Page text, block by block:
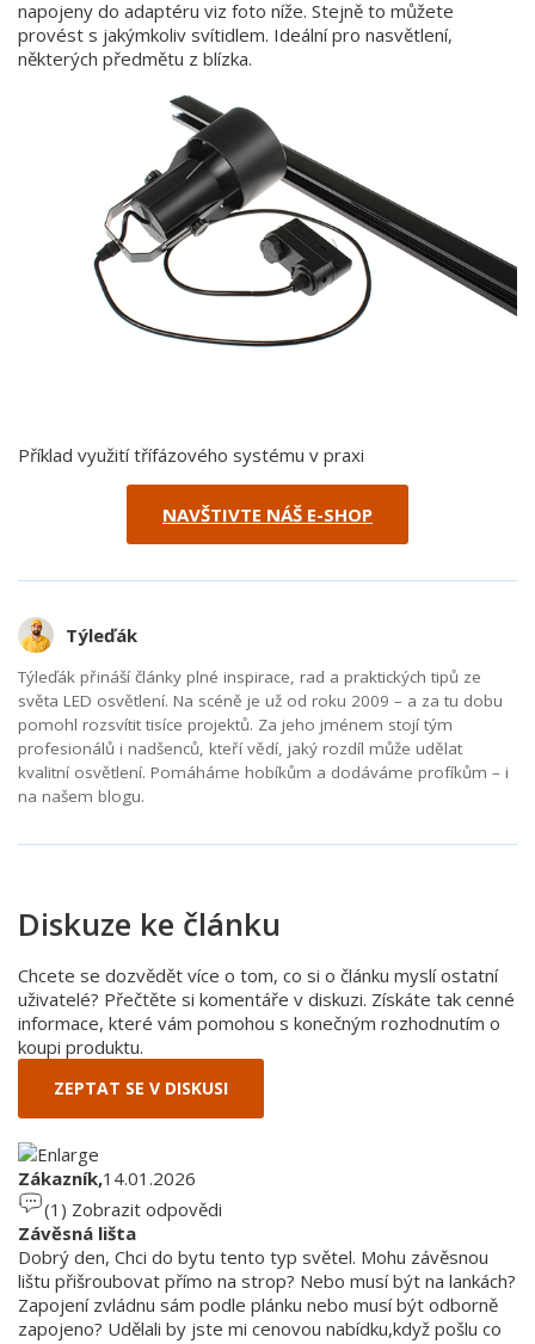
napojeny do adaptéru viz foto níže. Stejně to můžete
provést s jakýmkoliv svítidlem. Ideální pro nasvětlení,
některých předmětu z blízka.
Příklad využití třífázového systému v praxi
NAVŠTIVTE NÁŠ E-SHOP
Týleďák
Týleďák přináší články plné inspirace, rad a praktických tipů ze
světa LED osvětlení. Na scéně je už od roku 2009 – a za tu dobu
pomohl rozsvítit tisíce projektů. Za jeho jménem stojí tým
profesionálů i nadšenců, kteří vědí, jaký rozdíl může udělat
kvalitní osvětlení. Pomáháme hobíkům a dodáváme profíkům – i
na našem blogu.
Diskuze ke článku
Chcete se dozvědět více o tom, co si o článku myslí ostatní
uživatelé? Přečtěte si komentáře v diskuzi. Získáte tak cenné
informace, které vám pomohou s konečným rozhodnutím o
koupi produktu.
ZEPTAT SE V DISKUSI
Zákazník,14.01.2026
(1) Zobrazit odpovědi
Závěsná lišta
Dobrý den, Chci do bytu tento typ světel. Mohu závěsnou
lištu přišroubovat přímo na strop? Nebo musí být na lankách?
Zapojení zvládnu sám podle plánku nebo musí být odborně
zapojeno? Udělali by jste mi cenovou nabídku,když pošlu co